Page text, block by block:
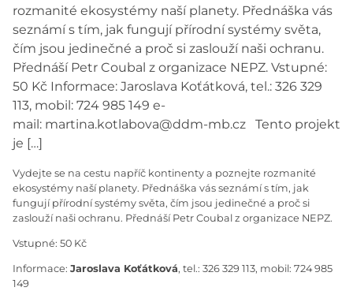
rozmanité ekosystémy naší planety. Přednáška vás
seznámí s tím, jak fungují přírodní systémy světa,
čím jsou jedinečné a proč si zaslouží naši ochranu.
Přednáší Petr Coubal z organizace NEPZ. Vstupné:
50 Kč Informace: Jaroslava Koťátková, tel.: 326 329
113, mobil: 724 985 149 e-
mail: martina.kotlabova@ddm-mb.cz Tento projekt
je […]
Vydejte se na cestu napříč kontinenty a poznejte rozmanité
ekosystémy naší planety. Přednáška vás seznámí s tím, jak
fungují přírodní systémy světa, čím jsou jedinečné a proč si
zaslouží naši ochranu. Přednáší Petr Coubal z organizace NEPZ.
Vstupné: 50 Kč
Informace: Jaroslava Koťátková, tel.: 326 329 113, mobil: 724 985
149